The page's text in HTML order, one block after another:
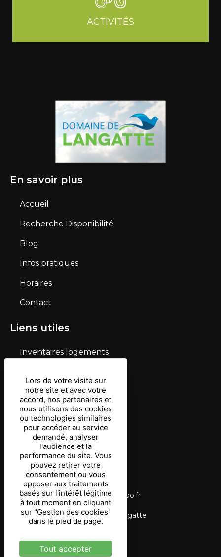
ACTIVITÉS
En savoir plus
Accueil
Recherche Disponibilité
Blog
Infos pratiques
Horaires
Contact
Liens utiles
Inventaires logements
Conditions d’utilisation
Protection des données
Gestion des cookies
Coordonnées
03 87 03 69 90
tourisme.langatte@wanadoo.fr
Étang du Stock, 57400 Langatte
Lors de votre visite sur
notre site et avec votre
accord, nos partenaires et
nous utilisons des cookies
ou technologies similaires
pour accéder au service
demandé, analyser
l'audience et la
performance du site. Vous
pouvez retirer votre
consentement ou vous
opposer aux traitements
basés sur l'intérêt légitime
à tout moment en cliquant
sur "Gestion des cookies"
dans le pied de page.
Tout accepter